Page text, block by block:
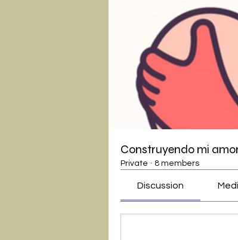
Construyendo mi
Private · 8 members
Discussion